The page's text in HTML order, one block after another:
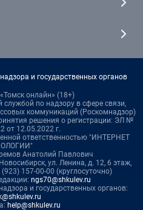
и государственных органов
онлайн» (18+)
по надзору в сфере связи,
коммуникаций (Роскомнадзор)
решения о регистрации: ЭЛ №
от 12.05.2022 г.
ответственностью "ИНТЕРНЕТ
Анатолий Павлович
ул. Ленина, д. 12, 6 этаж,
157-00-00 (круглосуточно)
ngs70@shkulev.ru
и государственных органов:
help@shkulev.ru